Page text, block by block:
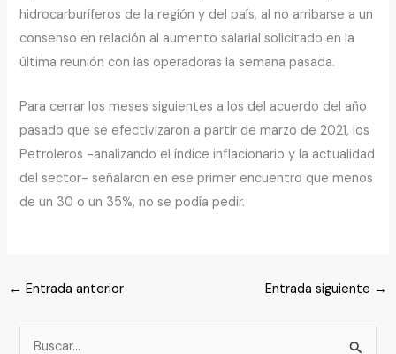
hidrocarburíferos de la región y del país, al no arribarse a un
consenso en relación al aumento salarial solicitado en la
última reunión con las operadoras la semana pasada.
Para cerrar los meses siguientes a los del acuerdo del año
pasado que se efectivizaron a partir de marzo de 2021, los
Petroleros -analizando el índice inflacionario y la actualidad
del sector- señalaron en ese primer encuentro que menos
de un 30 o un 35%, no se podía pedir.
← Entrada anterior Entrada siguiente →